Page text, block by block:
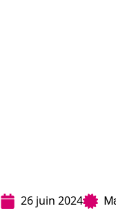
26 juin 2024